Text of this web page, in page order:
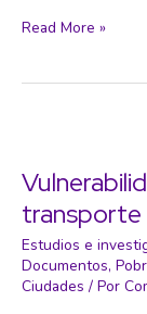
Realidad,
partir
de
algunos
autores
clave
Read More »
transporte
Estudios e
Documentos,
Ciudades / Por